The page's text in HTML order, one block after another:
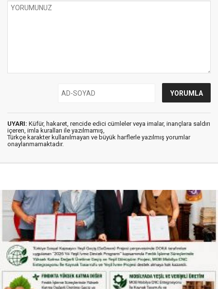
UYARI: Küfür, hakaret, rencide edici cümleler veya imalar, inançlara saldırı
içeren, imla kuralları ile yazılmamış,
Türkçe karakter kullanılmayan ve büyük harflerle yazılmış yorumlar
onaylanmamaktadır.